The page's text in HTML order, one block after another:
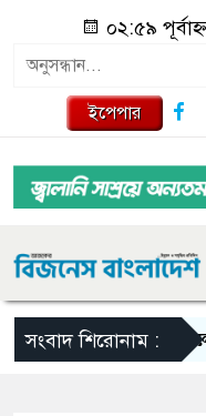
০২:৫৯
ইপেপার
সংবাদ শিরোনাম :সিলেটে